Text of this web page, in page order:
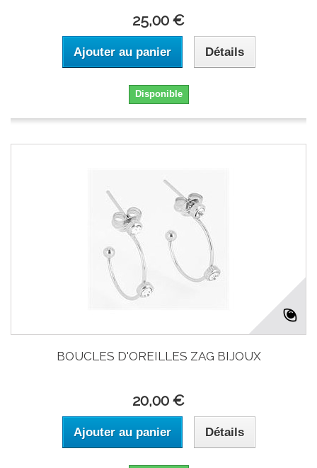
25,00 €
Ajouter au panier Détails
Disponible
BOUCLES D'OREILLES ZAG BIJOUX
20,00 €
Ajouter au panier Détails